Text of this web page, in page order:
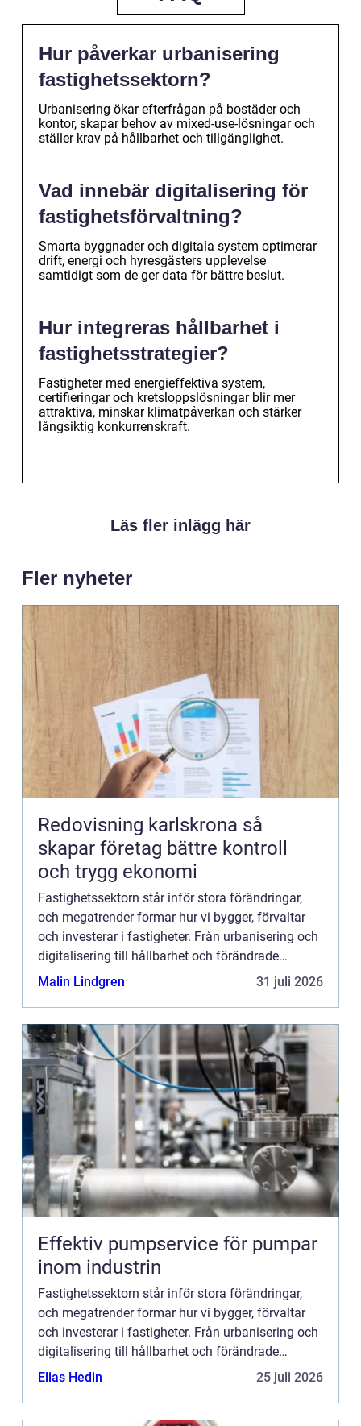
Hur påverkar urbanisering
fastighetssektorn?
Urbanisering ökar efterfrågan på bostäder och
kontor, skapar behov av mixed-use-lösningar och
ställer krav på hållbarhet och tillgänglighet.
Vad innebär digitalisering för
fastighetsförvaltning?
Smarta byggnader och digitala system optimerar
drift, energi och hyresgästers upplevelse
samtidigt som de ger data för bättre beslut.
Hur integreras hållbarhet i
fastighetsstrategier?
Fastigheter med energieffektiva system,
certifieringar och kretsloppslösningar blir mer
attraktiva, minskar klimatpåverkan och stärker
långsiktig konkurrenskraft.
Läs fler inlägg här
Fler nyheter
Redovisning karlskrona så
skapar företag bättre kontroll
och trygg ekonomi
Fastighetssektorn står inför stora förändringar,
och megatrender formar hur vi bygger, förvaltar
och investerar i fastigheter. Från urbanisering och
digitalisering till hållbarhet och förändrade
demogra...
Malin Lindgren 31 juli 2026
Effektiv pumpservice för pumpar
inom industrin
Fastighetssektorn står inför stora förändringar,
och megatrender formar hur vi bygger, förvaltar
och investerar i fastigheter. Från urbanisering och
digitalisering till hållbarhet och förändrade
demogra...
Elias Hedin 25 juli 2026